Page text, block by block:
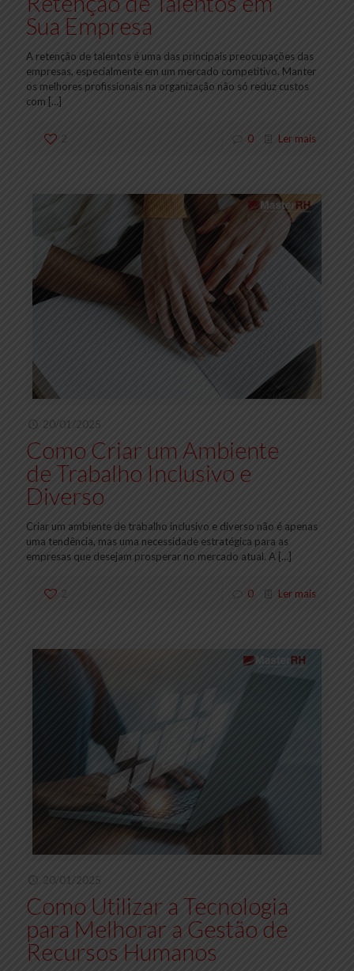
Sua Empresa
A retenção de talentos é uma das principais preocupações das
empresas, especialmente em um mercado competitivo. Manter
os melhores profissionais na organização não só reduz custos
com […]
2 0 Ler mais
20/01/2025
Como Criar um Ambiente
de Trabalho Inclusivo e
Diverso
Criar um ambiente de trabalho inclusivo e diverso não é apenas
uma tendência, mas uma necessidade estratégica para as
empresas que desejam prosperar no mercado atual. A […]
2 0 Ler mais
20/01/2025
Como Utilizar a Tecnologia
para Melhorar a Gestão de
Recursos Humanos